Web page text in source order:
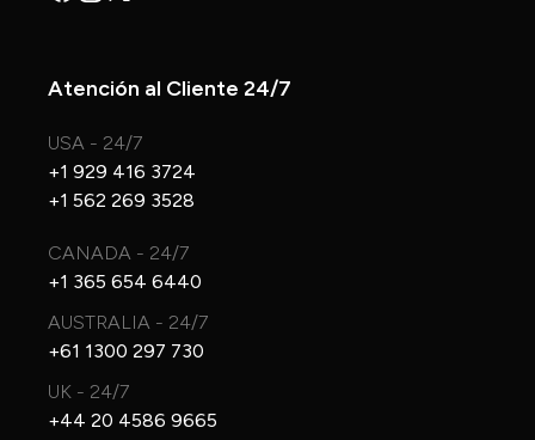
Atención al Cliente 24/7
USA - 24/7
+1 929 416 3724
+1 562 269 3528
CANADA - 24/7
+1 365 654 6440
AUSTRALIA - 24/7
+61 1300 297 730
UK - 24/7
+44 20 4586 9665